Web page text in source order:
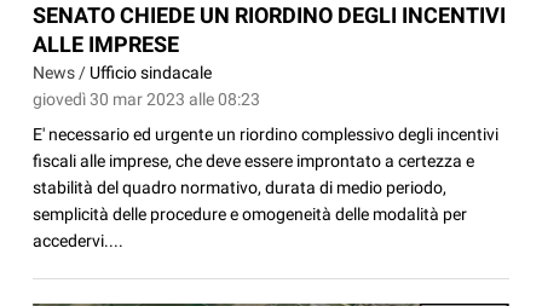
SENATO CHIEDE UN RIORDINO DEGLI INCENTIVI
ALLE IMPRESE
News / Ufficio sindacale
giovedì 30 mar 2023 alle 08:23
E' necessario ed urgente un riordino complessivo degli incentivi
fiscali alle imprese, che deve essere improntato a certezza e
stabilità del quadro normativo, durata di medio periodo,
semplicità delle procedure e omogeneità delle modalità per
accedervi....